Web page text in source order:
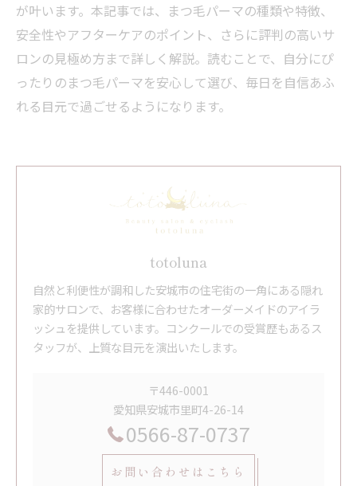
が叶います。本記事では、まつ毛パーマの種類や特徴、
安全性やアフターケアのポイント、さらに評判の高いサ
ロンの見極め方まで詳しく解説。読むことで、自分にぴ
ったりのまつ毛パーマを安心して選び、毎日を自信あふ
れる目元で過ごせるようになります。
totoluna
自然と利便性が調和した安城市の住宅街の一角にある隠れ
家的サロンで、お客様に合わせたオーダーメイドのアイラ
ッシュを提供しています。コンクールでの受賞歴もあるス
タッフが、上質な目元を演出いたします。
〒446-0001
愛知県安城市里町4-26-14
0566-87-0737
お問い合わせはこちら